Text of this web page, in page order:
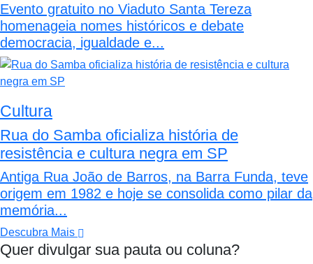
Evento gratuito no Viaduto Santa Tereza
homenageia nomes históricos e debate
democracia, igualdade e...
Cultura
Rua do Samba oficializa história de
resistência e cultura negra em SP
Antiga Rua João de Barros, na Barra Funda, teve
origem em 1982 e hoje se consolida como pilar da
memória...
Descubra Mais
Quer divulgar sua pauta ou coluna?